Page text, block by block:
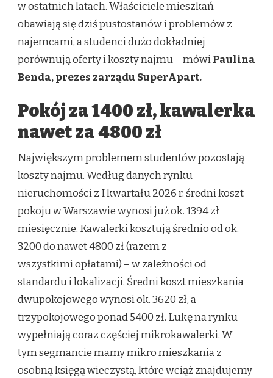
w ostatnich latach. Właściciele mieszkań
obawiają się dziś pustostanów i problemów z
najemcami, a studenci dużo dokładniej
porównują oferty i koszty najmu – mówiPaulina
Benda, prezes zarządu SuperApart.
Pokój za 1400 zł, kawalerka
nawet za 4800 zł
Największym problemem studentów pozostają
koszty najmu. Według danych rynku
nieruchomości z I kwartału 2026 r. średni koszt
pokoju w Warszawie wynosi już ok. 1394 zł
miesięcznie. Kawalerki kosztują średnio od ok.
3200 do nawet 4800 zł (razem z
wszystkimi opłatami) – w zależności od
standardu i lokalizacji. Średni koszt mieszkania
dwupokojowego wynosi ok. 3620 zł, a
trzypokojowego ponad 5400 zł. Lukę na rynku
wypełniają coraz częściej mikrokawalerki. W
tym segmancie mamy mikro mieszkania z
osobną księgą wieczystą, które wciąż znajdujemy